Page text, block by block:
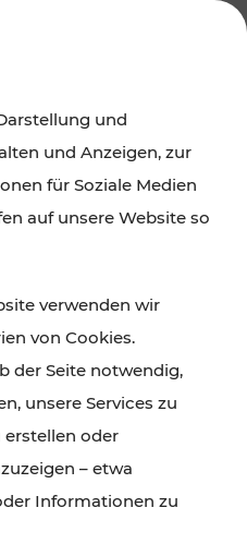
zu Fahrplanänderungen,
und
und Anzeigen, zur
für Soziale Medien
auf unsere Website so
verwenden wir
von Cookies.
der Seite notwendig,
unsere Services zu
erstellen oder
– etwa
Informationen zu